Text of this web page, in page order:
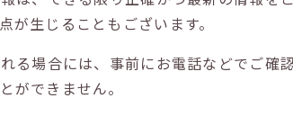
が生じることもございます。
る場合には、事前にお電話などでご
ができません。